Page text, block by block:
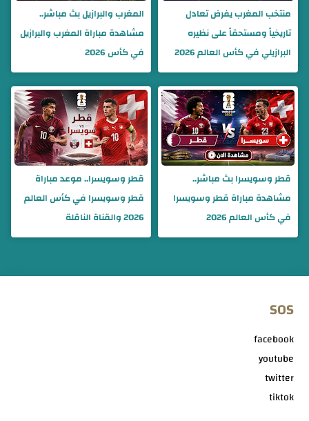
منتخب المغرب يفرض تعادل
تاريخياً ومستحقاً على نظيره
البرازيلي في كأس العالم 2026
المغرب والبرازيل بث مباشر..
مشاهدة مباراة المغرب والبرازيل
في كأس 2026
قطر وسويسرا بث مباشر..
مشاهدة مباراة قطر وسويسرا
في كأس العالم 2026
قطر وسويسرا.. موعد مباراة
قطر وسويسرا في كأس العالم
2026 والقناة الناقلة
SOS
facebook
youtube
twitter
tiktok